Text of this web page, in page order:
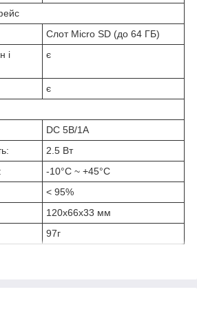
Слот Micro SD (до 64 ГБ)
і
є
є
DC 5В/1А
2.5 Вт
-10°C ~ +45°C
< 95%
120x66x33 мм
97г